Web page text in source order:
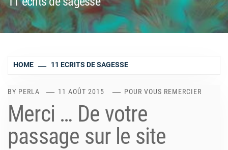
HOME 11 ECRITS DE SAGESSE
BY PERLA 11 AOÛT 2015 POUR VOUS REMERCIER
Merci … De votre
passage sur le site